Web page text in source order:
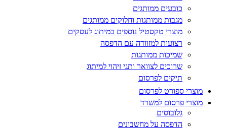
כובעים ממותגים
מגבות ממותגות וחלוקים ממותגים
מוצרי טקסטיל נוספים במיתוג לעסקים
רצועות למזוודה עם הדפסה
שמיכות ממותגות
שרוכים לצוואר ותגי זיהוי למיתוג
תיקים לפרסום
מוצרי ספורט לפרסום
מוצרי פרסום למשרד
גלובוסים
הדפסה על מחשבונים